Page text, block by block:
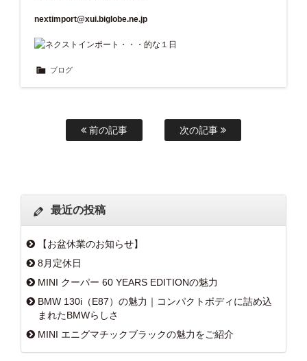
nextimport@xui.biglobe.ne.jp
ブログ
前の記事 次の記事
最近の投稿
【お盆休業のお知らせ】
8月定休日
MINI クーパー 60 YEARS EDITIONの魅力
BMW 130i（E87）の魅力｜コンパクトボディに詰め込
まれたBMWらしさ
MINI エニグマチックブラックの魅力をご紹介